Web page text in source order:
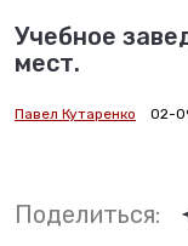
Учебное
мест.
Павел Кутаренко 02-
Поделиться: